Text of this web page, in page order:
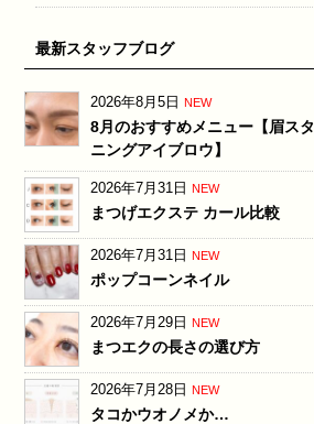
最新スタッフブログ
2026年8月5日 NEW
8月のおすすめメニュー【眉ス
ニングアイブロウ】
2026年7月31日 NEW
まつげエクステ カール比較
2026年7月31日 NEW
ポップコーンネイル
2026年7月29日 NEW
まつエクの長さの選び方
2026年7月28日 NEW
タコかウオノメか…